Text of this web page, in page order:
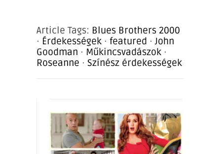
Article Tags: Blues Brothers 2000
· Érdekességek · featured · John
Goodman · Műkincsvadászok ·
Roseanne · Színész érdekességek